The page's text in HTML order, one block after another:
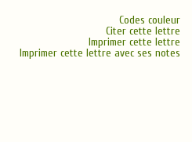
Codes couleur
Citer cette lettre
Imprimer cette lettre
Imprimer cette lettre avec ses notes